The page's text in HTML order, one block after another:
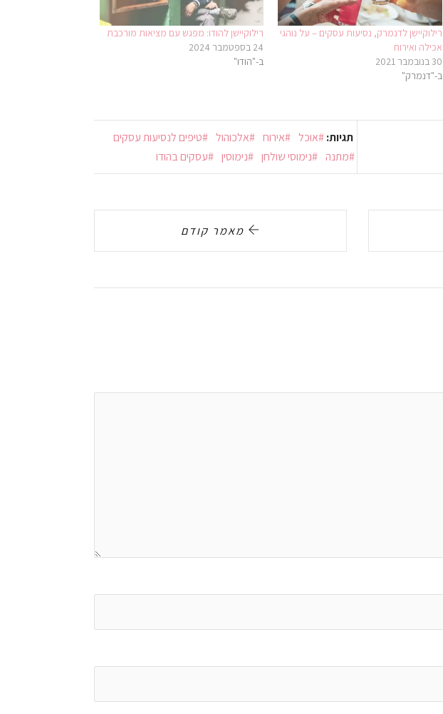
רילוקיישן לדנמרק, נסיעות עסקים – על נוהגי
אכילה ואירוח
30 בנובמבר 2021
ב-"דנמרק"
רילוקיישן להודו: מפגש עם מציאות מורכבת
24 בספטמבר 2024
ב-"הודו"
תגיות: אוכל אירוח אלכוהול
טיפים לנסיעות עסקים
מתנה
נימוסי שולחן נימוסין עסקים בהודו
מאמר קודם